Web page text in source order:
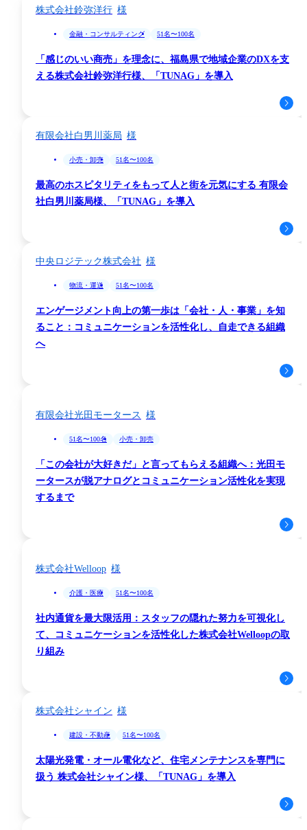
株式会社鈴弥洋行
金融・コンサルティング 51名〜100名
「感じのいい商売」を理念に、福島県で地域企業のDXを支
える株式会社鈴弥洋行様、「TUNAG」を導入
有限会社白男川薬局
小売・卸売 51名〜100名
最高のホスピタリティをもって人と街を元気にする 有限会
社白男川薬局様、「TUNAG」を導入
動画で紹介
中央ロジテック株式会社
物流・運送 51名〜100名
エンゲージメント向上の第一歩は「会社・人・事業」を知
ること：コミュニケーションを活性化し、自走できる組織
へ
動画で紹介
有限会社光田モータース
51名〜100名 小売・卸売
「この会社が大好きだ」と言ってもらえる組織へ：光田モ
ータースが脱アナログとコミュニケーション活性化を実現
するまで
株式会社Welloop
介護・医療 51名〜100名
社内通貨を最大限活用：スタッフの隠れた努力を可視化し
て、コミュニケーションを活性化した株式会社Welloopの取
り組み
株式会社シャイン
建設・不動産 51名〜100名
太陽光発電・オール電化など、住宅メンテナンスを専門に
扱う 株式会社シャイン様、「TUNAG」を導入